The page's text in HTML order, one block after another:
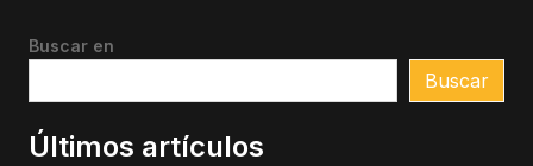
Buscar en
Buscar
Últimos artículos